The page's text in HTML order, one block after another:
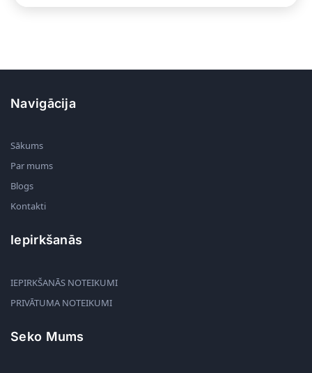
Navigācija
Sākums
Par mums
Blogs
Kontakti
Iepirkšanās
IEPIRKŠANĀS NOTEIKUMI
PRIVĀTUMA NOTEIKUMI
Seko Mums